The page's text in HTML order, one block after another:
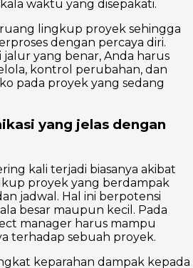
waktu yang disepakati.
lingkup proyek sehingga
dengan percaya diri.
yang benar, Anda harus
kontrol perubahan, dan
pada proyek yang sedang
yang jelas dengan
kali terjadi biasanya akibat
proyek yang berdampak
jadwal. Hal ini berpotensi
besar maupun kecil. Pada
manager harus mampu
terhadap sebuah proyek.
keparahan dampak kepada